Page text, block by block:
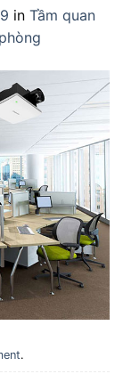
in Tầm quan
.